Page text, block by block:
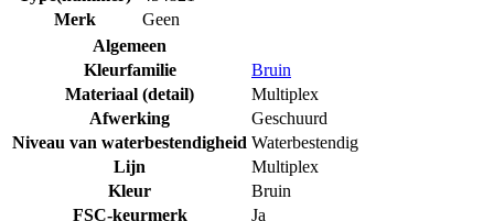
Merk
Geen
Algemeen
Kleurfamilie
Bruin
Materiaal (detail)
Multiplex
Afwerking
Geschuurd
Niveau van waterbestendigheid Waterbestendig
Lijn
Multiplex
Kleur
Bruin
FSC-keurmerk
Ja